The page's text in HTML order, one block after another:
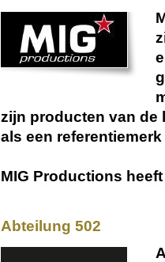
zijn producten van de
als een
MIG Productions
Abteilung 502